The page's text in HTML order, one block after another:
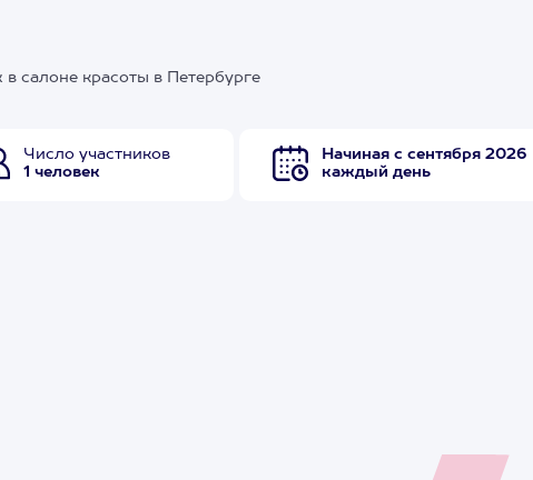
салоне красоты в Петербурге
Число участников
1 человек
Начиная с сентября 2026
каждый день